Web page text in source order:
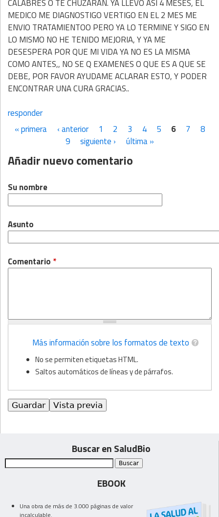
CALABRES O TE CHUZARAN. YA LLEVO ASI 4 MESES, EL
MEDICO ME DIAGNOSTIGO VERTIGO EN EL 2 MES ME
ENVIO TRATAMIENTOO PERO YA LO TERMINE Y SIGO EN
LO MISMO NO HE TENIDO MEJORIA, Y YA ME
DESESPERA POR QUE MI VIDA YA NO ES LA MISMA
COMO ANTES,, NO SE Q EXAMENES O QUE ES A QUE SE
DEBE, POR FAVOR AYUDAME ACLARAR ESTO, Y PODER
ENCONTRAR UNA CURA GRACIAS..
responder
Páginas
« primera ‹ anterior 1 2 3 4 5 6 7
8
9
siguiente › última »
Añadir nuevo comentario
Su nombre
Asunto
Comentario *
Más información sobre los formatos de texto
No se permiten etiquetas HTML.
Saltos automáticos de líneas y de párrafos.
Buscar en SaludBio
EBOOK
Una obra de más de 3.000 páginas de valor
incalculable.